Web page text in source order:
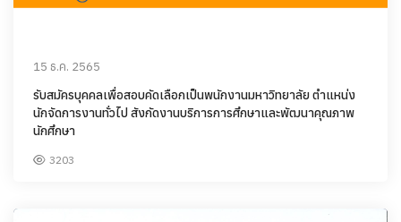
15 ธ.ค. 2565
รับสมัครบุคคลเพื่อสอบคัดเลือกเป็นพนักงานมหาวิทยาลัย ตำแหน่ง
นักจัดการงานทั่วไป สังกัดงานบริการการศึกษาและพัฒนาคุณภาพ
นักศึกษา
3203